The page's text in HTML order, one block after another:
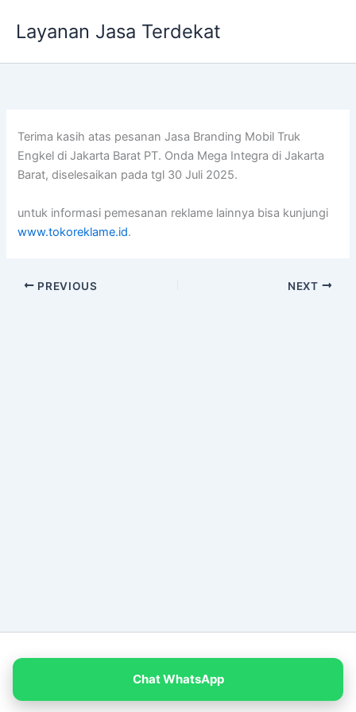
Layanan Jasa Terdekat
Terima kasih atas pesanan Jasa Branding Mobil Truk
Engkel di Jakarta Barat PT. Onda Mega Integra di Jakarta
Barat, diselesaikan pada tgl 30 Juli 2025.
untuk informasi pemesanan reklame lainnya bisa kunjungi
www.tokoreklame.id.
PREVIOUS NEXT
Chat WhatsApp